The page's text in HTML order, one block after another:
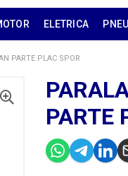
ELETRICA
PARTE PLAC SPOR
PARTE